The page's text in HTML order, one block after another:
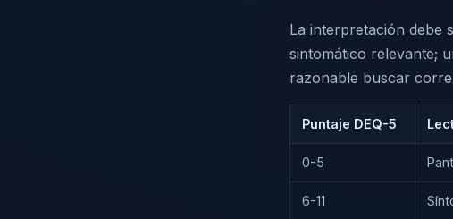
La interpretación debe
sintomático relevante;
razonable buscar
Puntaje DEQ-5
0-5
6-11